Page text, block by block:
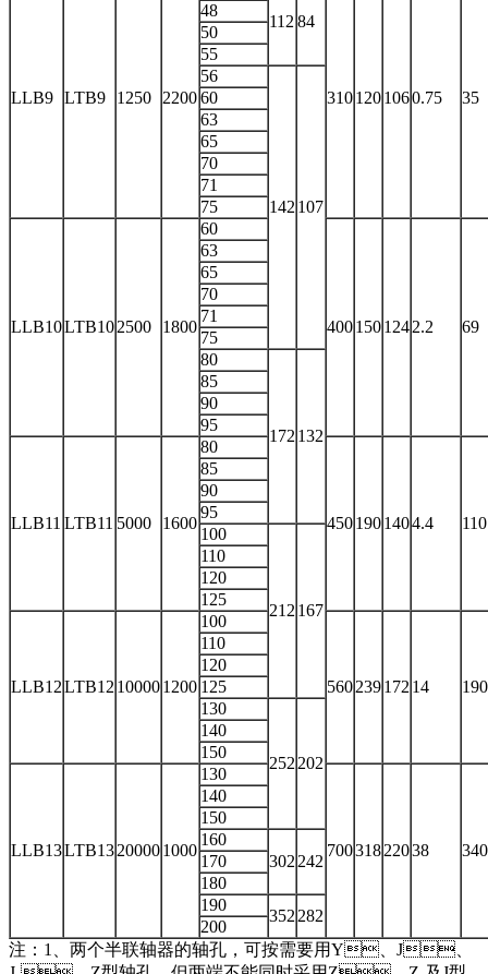
LLB9 LTB9 1250 2200
11284
3101201060.75 35
48
50
55
56
142107
60
63
65
70
71
75
LLB10LTB102500 1800
60
4001501242.2 69
63
65
70
71
75
80
172132
85
90
95
LLB11 LTB11 5000 1600
80
4501901404.4 110
85
90
95
100
212167
110
120
125
LLB12LTB12100001200
100
56023917214 190
110
120
125
130
252202
140
150
LLB13LTB13200001000
130
70031822038 340
140
150
160
302242
170
180
190
352282
200
注：1、两个半联轴器的轴孔，可按需要用Y、J、